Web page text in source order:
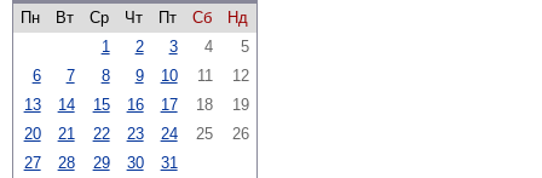
Пн
Вт Ср Чт Пт Сб
Нд
1
2 3 4
5
6
7 8 9 10 11
12
13
14 15 16 17 18
19
20
21 22 23 24 25
26
27
28 29 30 31